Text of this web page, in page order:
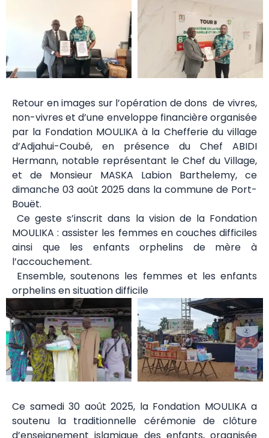
Retour en images sur l’opération de dons de vivres,
non-vivres et d’une enveloppe financière organisée
par la Fondation MOULIKA à la Chefferie du village
d’Adjahui-Coubé, en présence du Chef ABIDI
Hermann, notable représentant le Chef du Village,
et de Monsieur MASKA Labion Barthelemy, ce
dimanche 03 août 2025 dans la commune de Port-
Bouët.
Ce geste s’inscrit dans la vision de la Fondation
MOULIKA : assister les femmes en couches difficiles
ainsi que les enfants orphelins de mère à
l’accouchement.
Ensemble, soutenons les femmes et les enfants
orphelins en situation difficile
Ce samedi 30 août 2025, la Fondation MOULIKA a
soutenu la traditionnelle cérémonie de clôture